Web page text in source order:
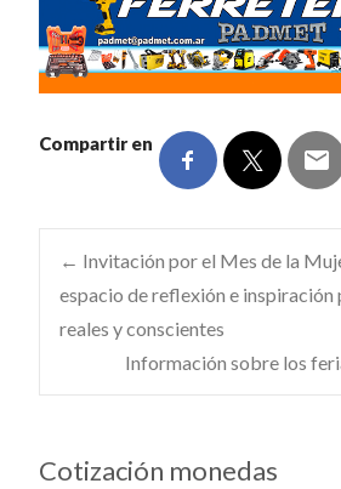
Compartir en
de
← Invitación por el Mes de la
espacio de reflexión e inspiración
reales y conscientes
Información sobre los
Cotización monedas